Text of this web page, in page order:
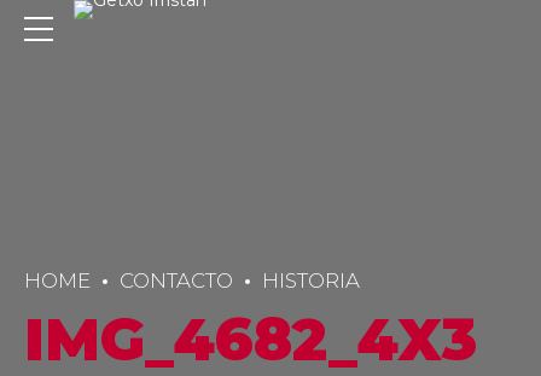
HOME CONTACTO HISTORIA
IMG_4682_4X3